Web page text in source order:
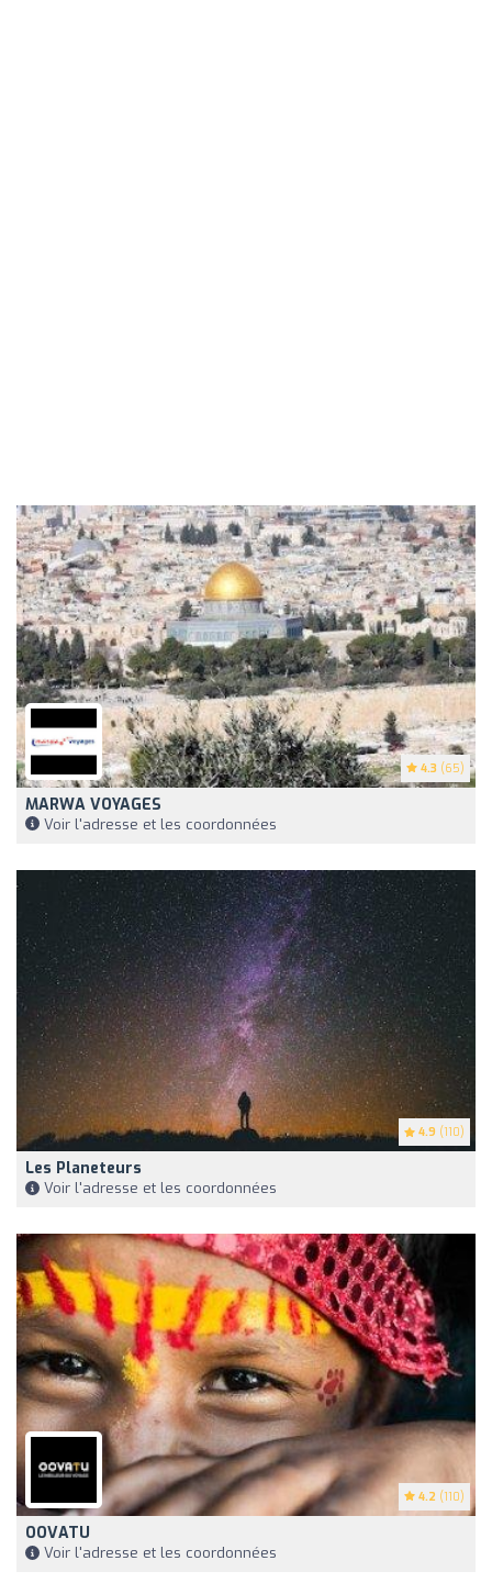
4.3 (65)
MARWA VOYAGES
Voir l'adresse et les coordonnées
4.9 (110)
Les Planeteurs
Voir l'adresse et les coordonnées
4.2 (110)
OOVATU
Voir l'adresse et les coordonnées